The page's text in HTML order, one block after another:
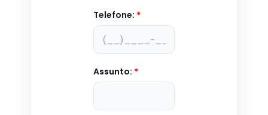
Telefone: *
Assunto: *